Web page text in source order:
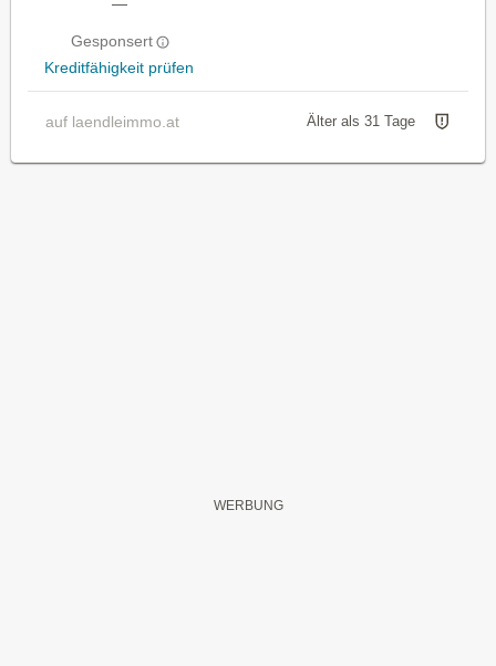
—
Gesponsert
Kreditfähigkeit prüfen
auf laendleimmo.at Älter als 31 Tage